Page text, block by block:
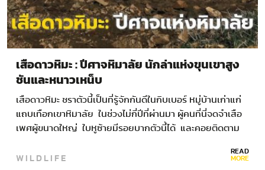
เสือดาวหิมะ : ปีศาจหิมาลัย นักล่าแห่งขุนเขาสูง
ชันและหนาวเหน็บ
เสือดาวหิมะ ชราตัวนี้เป็นที่รู้จักกันดีในกิบเบอร์ หมู่บ้านเก่าแก่
แถบเทือกเขาหิมาลัย ในช่วงไม่กี่ปีที่ผ่านมา ผู้คนที่นี่จดจำเสือ
เพศผู้ขนาดใหญ่ ใบหูซ้ายมีรอยบากตัวนี้ได้ และคอยติดตาม
WILDLIFE READ
MORE